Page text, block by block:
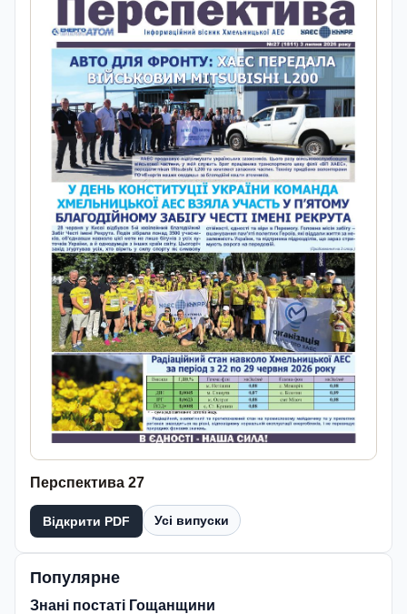
Перспектива 27
Відкрити PDF Усі випуски
Популярне
Знані постаті Гощанщини